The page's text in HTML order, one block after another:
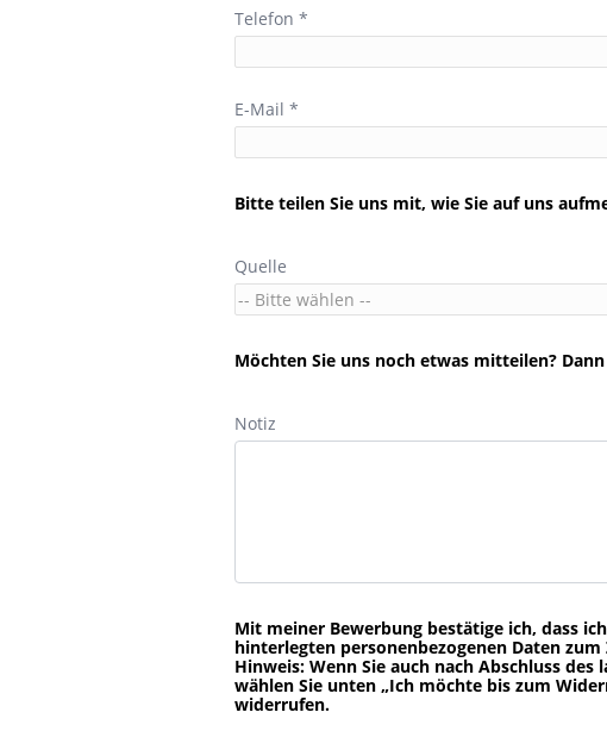
Telefon *
E-Mail *
Bitte teilen Sie uns mit, wie Sie auf uns
Quelle
Möchten Sie uns noch etwas mitteilen?
Notiz
Mit meiner Bewerbung bestätige ich, dass
hinterlegten personenbezogenen Daten
Hinweis: Wenn Sie auch nach Abschluss
wählen Sie unten „Ich möchte bis zum
widerrufen.